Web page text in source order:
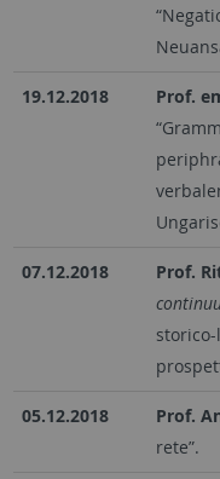
19.12.2018 Prof.
07.12.2018 Prof.
05.12.2018 Prof.
rete”.